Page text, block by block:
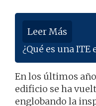
Leer Más
¿Qué es una ITE
En los últimos
edificio se ha
englobando la